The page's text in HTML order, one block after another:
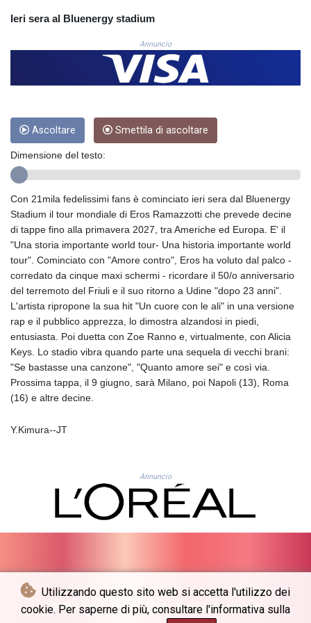
Utilizzando questo sito web si accetta l'utilizzo dei
cookie. Per saperne di più, consultare l'informativa sulla
CUP 30.537009
CVE 110.797088
CZK 24.246042
DJF 204.79359
DOP 67.179284
DZD 153.12335
ETB 185.946995
FJD 2.551799
FKP 0.85598
GBP 0.856476
GEL 3.013365
GGP 0.85598
GHS 13.522718
GIP 0.85598
GMD 85.273513
GNF
10117.544985
GTQ 8.790438
GYD 241.021217
HKD 9.039583
20648.779673
ILS 3.465894
IMP 0.85598
INR 109.832114
IQD
ISK 142.406399
JEP 0.85598
Ieri sera al Bluenergy stadium
Annuncio
Ascoltare Smettila di ascoltare
Dimensione del testo:
Con 21mila fedelissimi fans è cominciato ieri sera dal Bluenergy
Stadium il tour mondiale di Eros Ramazzotti che prevede decine
di tappe fino alla primavera 2027, tra Americhe ed Europa. E' il
"Una storia importante world tour- Una historia importante world
tour". Cominciato con "Amore contro", Eros ha voluto dal palco -
corredato da cinque maxi schermi - ricordare il 50/o anniversario
del terremoto del Friuli e il suo ritorno a Udine "dopo 23 anni".
L'artista ripropone la sua hit "Un cuore con le ali" in una versione
rap e il pubblico apprezza, lo dimostra alzandosi in piedi,
entusiasta. Poi duetta con Zoe Ranno e, virtualmente, con Alicia
Keys. Lo stadio vibra quando parte una sequela di vecchi brani:
"Se bastasse una canzone", "Quanto amore sei" e così via.
Prossima tappa, il 9 giugno, sarà Milano, poi Napoli (13), Roma
(16) e altre decine.
Y.Kimura--JT
Annuncio
© The Japan Times - 2026 - Tutti i diritti riservati